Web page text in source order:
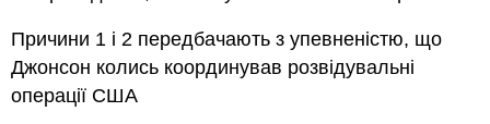
Причини 1 і 2 передбачають з упевненістю, що
Джонсон колись координував розвідувальні
операції США